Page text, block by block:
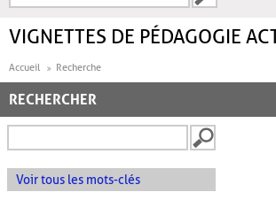
VIGNETTES DE PÉDAGOGIE
Accueil Recherche
RECHERCHER
Voir tous les mots-clés